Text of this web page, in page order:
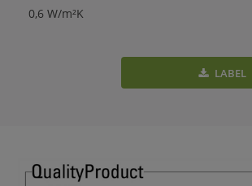
0,6 W/m²K
LABEL